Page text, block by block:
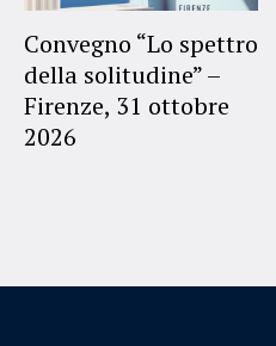
Convegno “Lo spettro
della solitudine” –
Firenze, 31 ottobre
2026